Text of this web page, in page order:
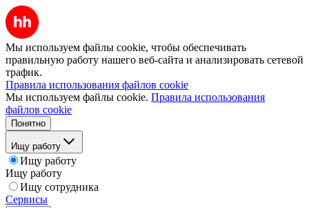
Мы используем файлы cookie, чтобы обеспечивать
правильную работу нашего веб-сайта и анализировать сетевой
трафик.
Правила использования файлов cookie
Мы используем файлы cookie. Правила использования
файлов cookie
Понятно
Ищу работу
Ищу работу
Ищу работу
Ищу сотрудника
Сервисы